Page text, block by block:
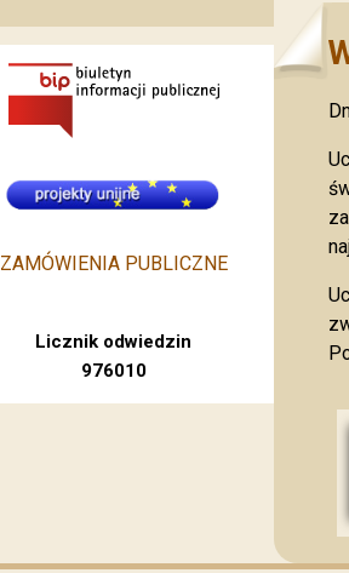
ZAMÓWIENIA PUBLICZNE
Licznik odwiedzin
976010